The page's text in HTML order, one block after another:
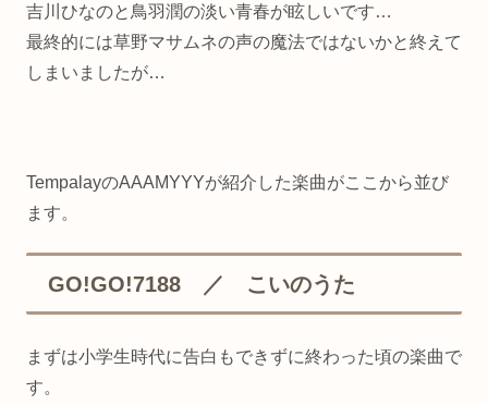
吉川ひなのと鳥羽潤の淡い青春が眩しいです…
最終的には草野マサムネの声の魔法ではないかと終えて
しまいましたが…
TempalayのAAAMYYYが紹介した楽曲がここから並び
ます。
GO!GO!7188 ／ こいのうた
まずは小学生時代に告白もできずに終わった頃の楽曲で
す。